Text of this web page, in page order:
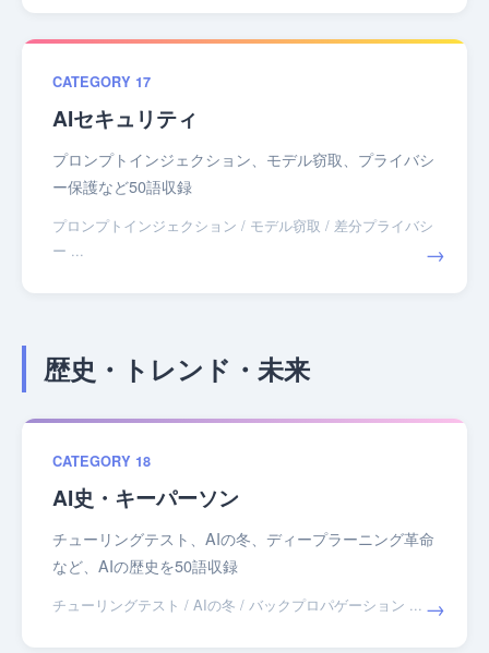
CATEGORY 17
AIセキュリティ
プロンプトインジェクション、モデル窃取、プライバシ
ー保護など50語収録
プロンプトインジェクション / モデル窃取 / 差分プライバシ
ー ...
→
歴史・トレンド・未来
CATEGORY 18
AI史・キーパーソン
チューリングテスト、AIの冬、ディープラーニング革命
など、AIの歴史を50語収録
チューリングテスト / AIの冬 / バックプロパゲーション ... →